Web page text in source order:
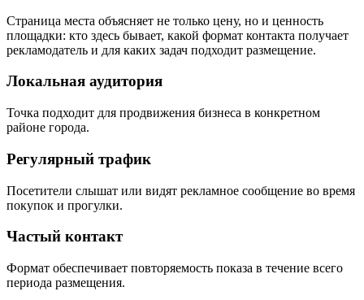
Страница места объясняет не только цену, но и ценность
площадки: кто здесь бывает, какой формат контакта получает
рекламодатель и для каких задач подходит размещение.
Локальная аудитория
Точка подходит для продвижения бизнеса в конкретном
районе города.
Регулярный трафик
Посетители слышат или видят рекламное сообщение во время
покупок и прогулки.
Частый контакт
Формат обеспечивает повторяемость показа в течение всего
периода размещения.